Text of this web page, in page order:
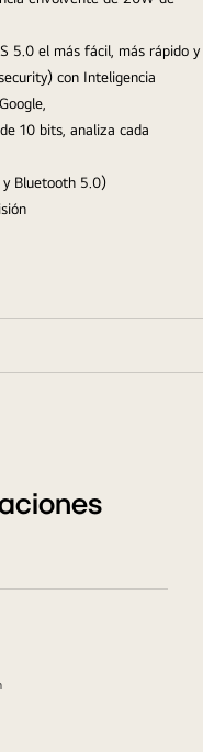
5.0 el más fácil, más rápido y
con Inteligencia
10 bits, analiza cada
Bluetooth 5.0)